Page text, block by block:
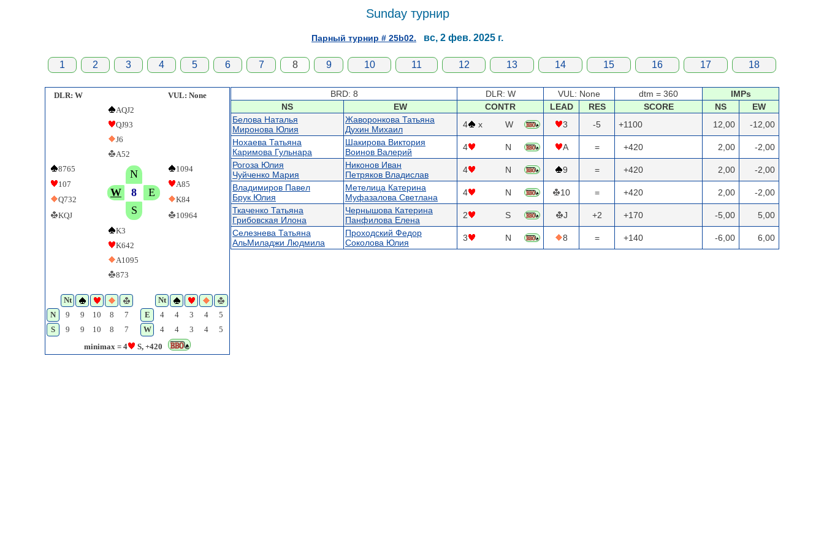
Sunday турнир
Парный турнир # 25b02. вс, 2 фев. 2025 г.
1 2 3 4 5 6 7 8 9 10 11 12 13 14 15 16 17 18
DLR: W
VUL: None
AQJ2
QJ93
J6
A52
8765
N
W
8
E
S
1094
107
A85
Q732
K84
KQJ
10964
K3
K642
A1095
873
Nt
Nt
N
9 9 10 8 7 E 4 4 3 4
5
S
9 9 10 8 7 W 4 4 3 4
5
minimax = 4
S, +420
BRD: 8 DLR: W VUL: None dtm = 360
IMPs
NS
EW CONTR LEAD RES SCORE NS
EW
Белова Наталья
Миронова Юлия
Жаворонкова Татьяна
Духин Михаил
4 x W 3 -5 +1100 12,00
-12,00
Нохаева Татьяна
Каримова Гульнара
Шакирова Виктория
Воинов Валерий
4 N A = +420 2,00
-2,00
Рогоза Юлия
Чуйченко Мария
Никонов Иван
Петряков Владислав
4 N 9 = +420 2,00
-2,00
Владимиров Павел
Брук Юлия
Метелица Катерина
Муфазалова Светлана
4 N 10 = +420 2,00
-2,00
Ткаченко Татьяна
Грибовская Илона
Чернышова Катерина
Панфилова Елена
2 S J +2 +170 -5,00
5,00
Селезнева Татьяна
АльМиладжи Людмила
Проходский Федор
Соколова Юлия
3 N 8 = +140 -6,00 6,00